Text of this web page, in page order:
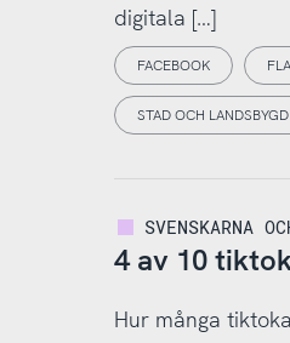
digitala […]
FACEBOOK
STAD OCH LANDSBYGD
SVENSKARNA
4 av 10
Hur många